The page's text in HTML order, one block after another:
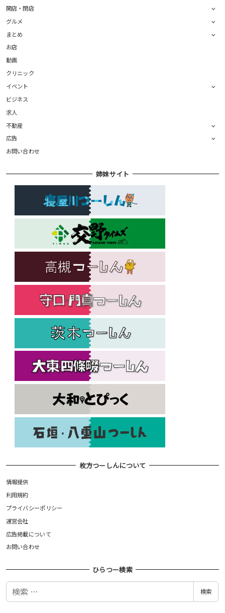
開店・閉店
グルメ
まとめ
お店
動画
クリニック
イベント
ビジネス
求人
不動産
広告
お問い合わせ
姉妹サイト
枚方つーしんについて
情報提供
利用規約
プライバシーポリシー
運営会社
広告掲載について
お問い合わせ
ひらつー検索
検
検索